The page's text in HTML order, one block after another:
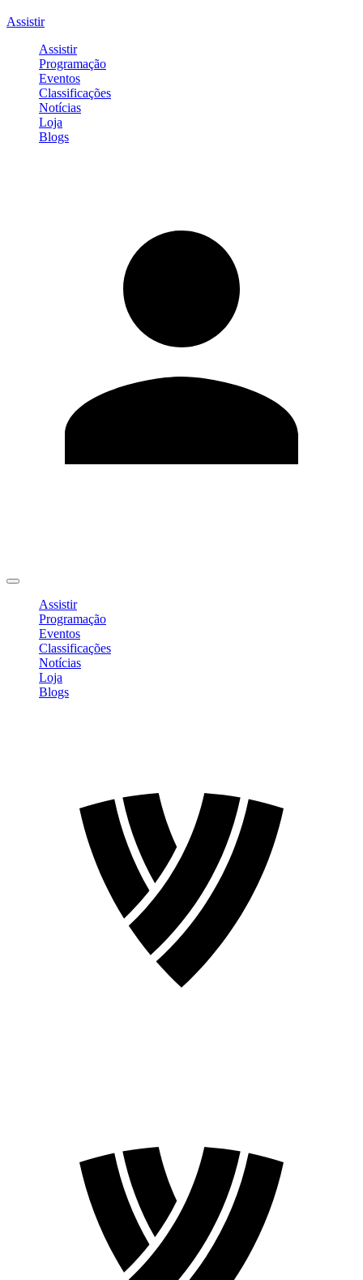
Assistir
Assistir
Programação
Eventos
Classificações
Notícias
Loja
Blogs
Assistir
Programação
Eventos
Classificações
Notícias
Loja
Blogs